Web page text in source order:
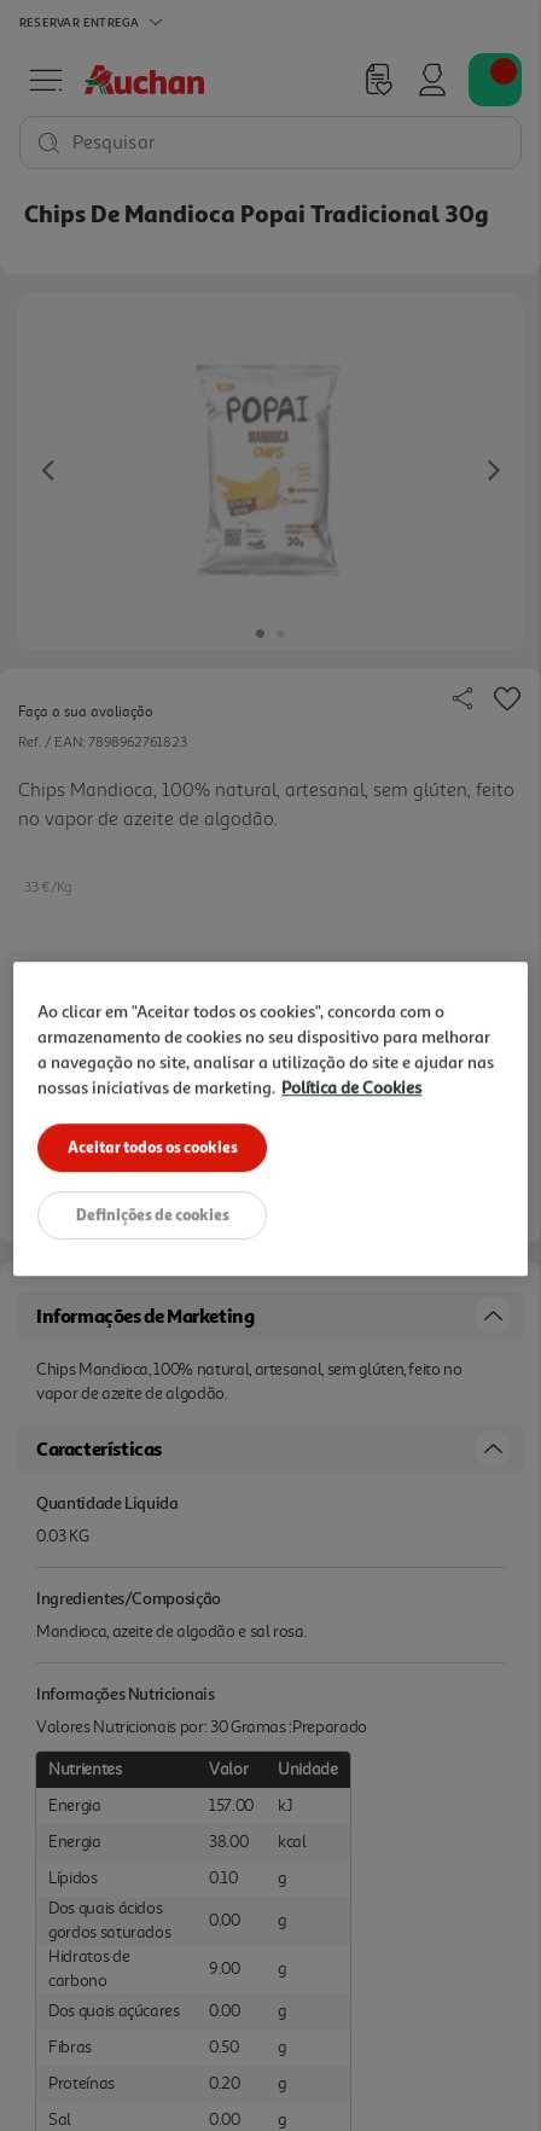
RESERVAR ENTREGA
Pesquisar
Chips De Mandioca Popai Tradicional 30g
Previous
Faça a sua avaliação
Ref. / EAN: 7898962761823
Chips Mandioca, 100% natural, artesanal, sem glúten, feito
no vapor de azeite de algodão.
33 €/Kg
Notas de preparação
Informações de Marketing
Chips Mandioca, 100% natural, artesanal, sem glúten, feito no
vapor de azeite de algodão.
Características
Quantidade Liquida
0.03 KG
Ingredientes/Composição
Mandioca, azeite de algodão e sal rosa.
Informações Nutricionais
Valores Nutricionais por: 30 Gramas :Preparado
Nutrientes Valor
Unidade
Energia
157.00
kJ
Energia
38.00
kcal
Lípidos
0.10
g
Dos quais ácidos
gordos saturados
0.00
g
Hidratos de
carbono
9.00 g
Dos quais açúcares 0.00
g
Fibras
0.50
g
Proteínas
0.20
g
Sal
0.00 g
Ao clicar em "Aceitar todos os cookies", concorda com o
armazenamento de cookies no seu dispositivo para melhorar
a navegação no site, analisar a utilização do site e ajudar nas
nossas iniciativas de marketing. Política de Cookies
Aceitar todos os cookies
Definições de cookies